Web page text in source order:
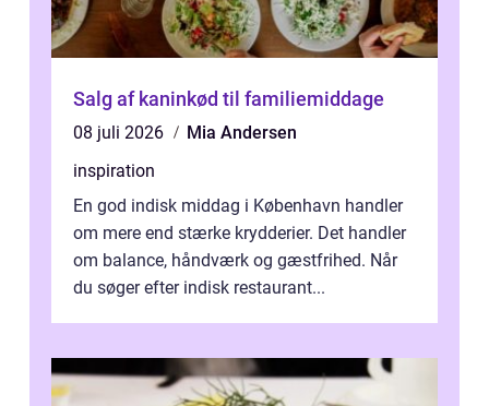
Salg af kaninkød til familiemiddage
08 juli 2026
Mia Andersen
inspiration
En god indisk middag i København handler
om mere end stærke krydderier. Det handler
om balance, håndværk og gæstfrihed. Når
du søger efter indisk restaurant...